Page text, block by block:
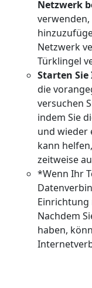
Netzwerk
Netzwerk
Türklingel
Starten Sie
die
versuchen
indem Sie
und wieder
kann
zeitweise
*Wenn Ihr
Nachdem
haben,